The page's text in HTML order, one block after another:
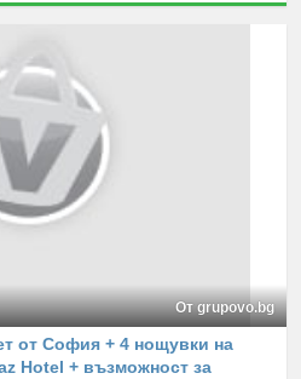
От grupovo.bg
от София + 4 нощувки на
Hotel + възможност за